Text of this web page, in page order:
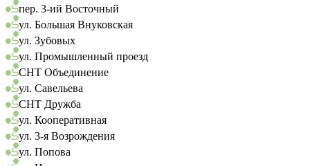
пер. 3-ий Восточный
ул. Большая Внуковская
ул. Зубовых
ул. Промышленный проезд
СНТ Объединение
ул. Савельева
СНТ Дружба
ул. Кооперативная
ул. 3-я Возрождения
ул. Попова